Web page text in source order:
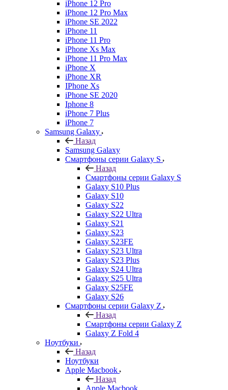
iPhone 12 Pro
iPhone 12 Pro Max
iPhone SE 2022
iPhone 11
iPhone 11 Pro
iPhone Xs Max
iPhone 11 Pro Max
iPhone X
iPhone XR
IPhone Xs
iPhone SE 2020
Iphone 8
iPhone 7 Plus
iPhone 7
Samsung Galaxy
Назад
Samsung Galaxy
Смартфоны серии Galaxy S
Назад
Смартфоны серии Galaxy S
Galaxy S10 Plus
Galaxy S10
Galaxy S22
Galaxy S22 Ultra
Galaxy S21
Galaxy S23
Galaxy S23FE
Galaxy S23 Ultra
Galaxy S23 Plus
Galaxy S24 Ultra
Galaxy S25 Ultra
Galaxy S25FE
Galaxy S26
Смартфоны серии Galaxy Z
Назад
Смартфоны серии Galaxy Z
Galaxy Z Fold 4
Ноутбуки
Назад
Ноутбуки
Apple Macbook
Назад
Apple Macbook